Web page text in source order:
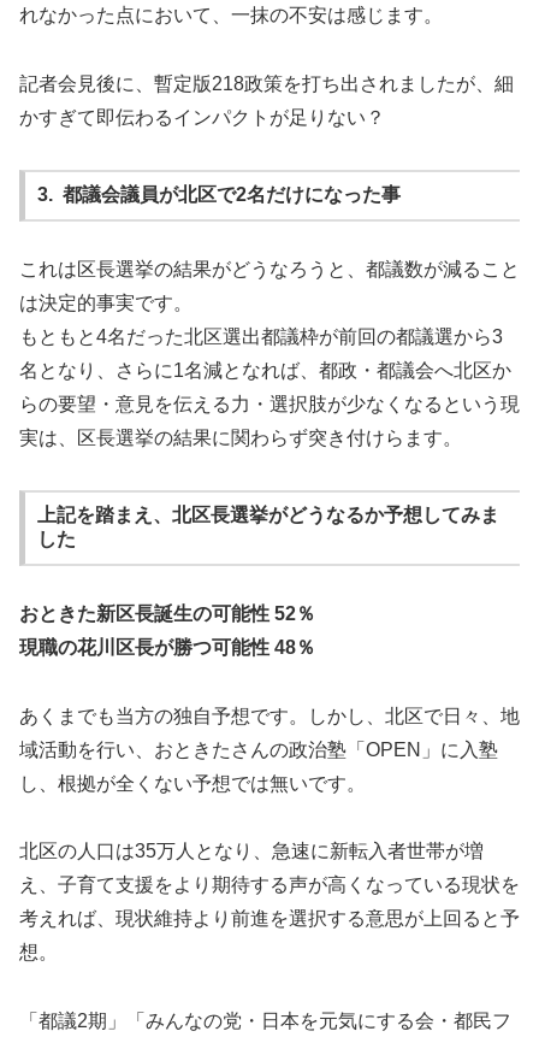
れなかった点において、一抹の不安は感じます。
記者会見後に、暫定版218政策を打ち出されましたが、細
かすぎて即伝わるインパクトが足りない？
3. 都議会議員が北区で2名だけになった事
これは区長選挙の結果がどうなろうと、都議数が減ること
は決定的事実です。
もともと4名だった北区選出都議枠が前回の都議選から3
名となり、さらに1名減となれば、都政・都議会へ北区か
らの要望・意見を伝える力・選択肢が少なくなるという現
実は、区長選挙の結果に関わらず突き付けらます。
上記を踏まえ、北区長選挙がどうなるか予想してみま
した
おときた新区長誕生の可能性 52％
現職の花川区長が勝つ可能性 48％
あくまでも当方の独自予想です。しかし、北区で日々、地
域活動を行い、おときたさんの政治塾「OPEN」に入塾
し、根拠が全くない予想では無いです。
北区の人口は35万人となり、急速に新転入者世帯が増
え、子育て支援をより期待する声が高くなっている現状を
考えれば、現状維持より前進を選択する意思が上回ると予
想。
「都議2期」「みんなの党・日本を元気にする会・都民フ